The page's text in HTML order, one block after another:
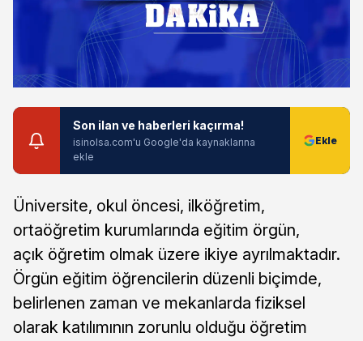
Son ilan ve haberleri kaçırma!
isinolsa.com'u Google'da kaynaklarına
ekle
Üniversite, okul öncesi, ilköğretim,
ortaöğretim kurumlarında eğitim örgün,
açık öğretim olmak üzere ikiye ayrılmaktadır.
Örgün eğitim öğrencilerin düzenli biçimde,
belirlenen zaman ve mekanlarda fiziksel
olarak katılımının zorunlu olduğu öğretim